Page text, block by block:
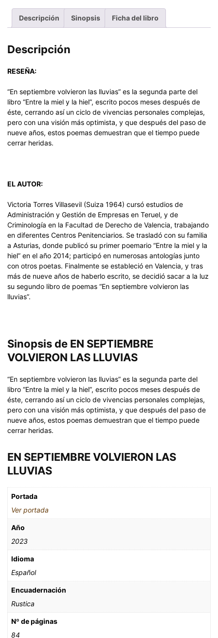
Descripción Sinopsis Ficha del libro
Descripción
RESEÑA:
“En septiembre volvieron las lluvias” es la segunda parte del
libro “Entre la miel y la hiel”, escrito pocos meses después de
éste, cerrando así un ciclo de vivencias personales complejas,
pero con una visión más optimista, y que después del paso de
nueve años, estos poemas demuestran que el tiempo puede
cerrar heridas.
EL AUTOR:
Victoria Torres Villasevil (Suiza 1964) cursó estudios de
Administración y Gestión de Empresas en Teruel, y de
Criminología en la Facultad de Derecho de Valencia, trabajando
en diferentes Centros Penitenciarios. Se trasladó con su familia
a Asturias, donde publicó su primer poemario “Entre la miel y la
hiel” en el año 2014; participó en numerosas antologías junto
con otros poetas. Finalmente se estableció en Valencia, y tras
más de nueve años de haberlo escrito, se decidió sacar a la luz
su segundo libro de poemas “En septiembre volvieron las
lluvias”.
Sinopsis de EN SEPTIEMBRE
VOLVIERON LAS LLUVIAS
“En septiembre volvieron las lluvias” es la segunda parte del
libro “Entre la miel y la hiel”, escrito pocos meses después de
éste, cerrando así un ciclo de vivencias personales complejas,
pero con una visión más optimista, y que después del paso de
nueve años, estos poemas demuestran que el tiempo puede
cerrar heridas.
EN SEPTIEMBRE VOLVIERON LAS
LLUVIAS
Portada
Ver portada
Año
2023
Idioma
Español
Encuadernación
Rustica
Nº de páginas
84